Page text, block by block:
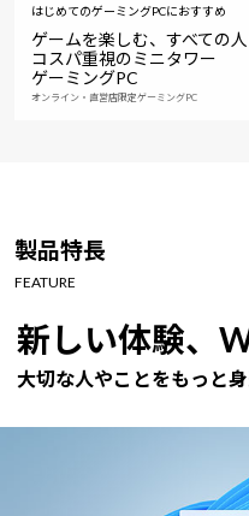
はじめてのゲーミングPCにおすすめ
ゲームを楽しむ、すべての
コスパ重視のミニタワー
ゲーミングPC
オンライン・直営店限定ゲーミングPC
製品特長
FEATURE
新しい体験、
大切な人やことをもっと身